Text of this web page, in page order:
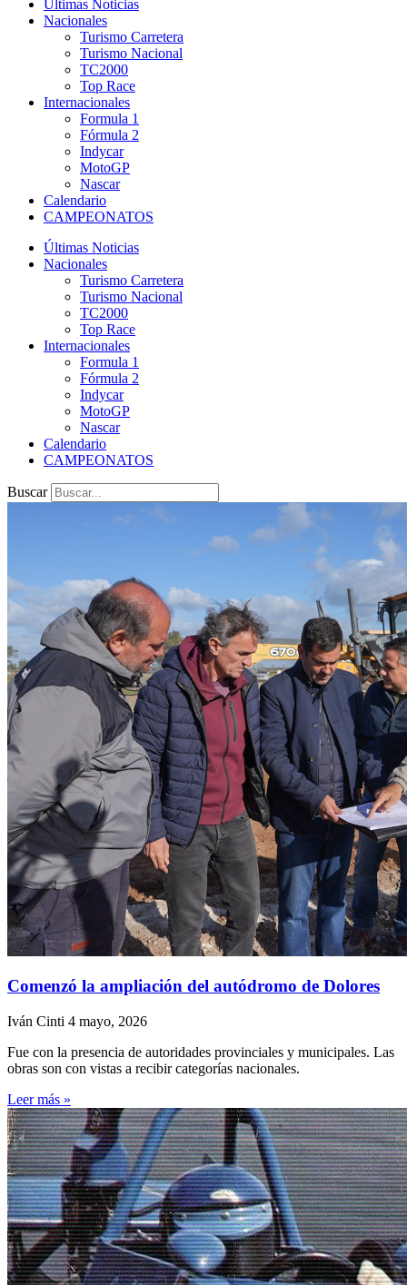
Últimas Noticias
Nacionales
Turismo Carretera
Turismo Nacional
TC2000
Top Race
Internacionales
Formula 1
Fórmula 2
Indycar
MotoGP
Nascar
Calendario
CAMPEONATOS
Últimas Noticias
Nacionales
Turismo Carretera
Turismo Nacional
TC2000
Top Race
Internacionales
Formula 1
Fórmula 2
Indycar
MotoGP
Nascar
Calendario
CAMPEONATOS
Buscar
Comenzó la ampliación del autódromo de Dolores
Iván Cinti 4 mayo, 2026
Fue con la presencia de autoridades provinciales y municipales. Las
obras son con vistas a recibir categorías nacionales.
Leer más »